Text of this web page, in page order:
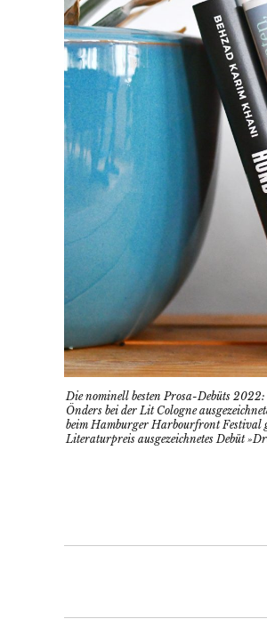
Die nominell besten Prosa-Debüts 2022:
Önders bei der Lit Cologne
beim Hamburger Harbourfront Festival
Literaturpreis ausgezeichnetes Debüt